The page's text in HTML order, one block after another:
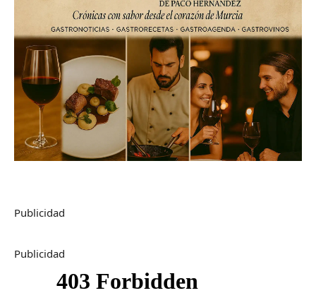
Publicidad
Publicidad